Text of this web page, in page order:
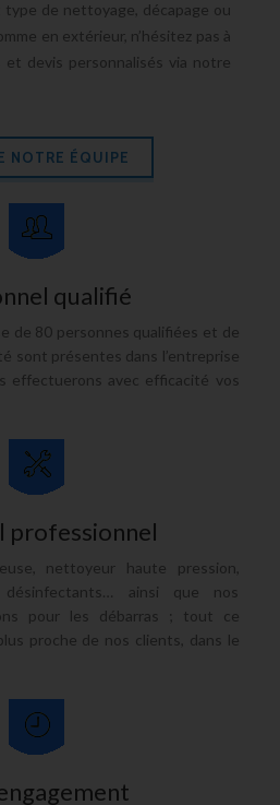
type de nettoyage, décapage ou
en extérieur, n’hésitez pas à
et devis personnalisés via notre
NOTRE ÉQUIPE
qualifié
de 80 personnes qualifiées et de
sont présentes dans l’entreprise
effectuerons avec efficacité vos
professionnel
nettoyeur haute pression,
désinfectants… ainsi que nos
pour les débarras ; tout ce
proche de nos clients, dans le